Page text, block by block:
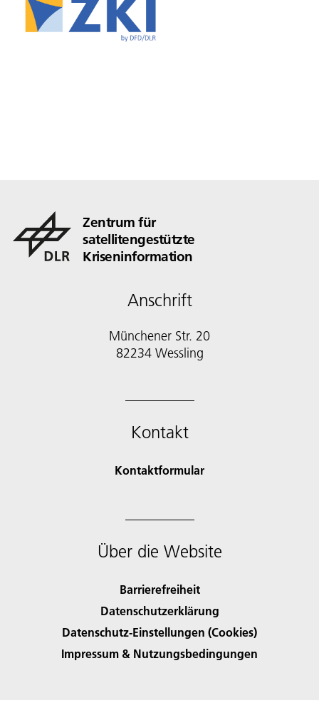
Zentrum für
satellitengestützte
Kriseninformation
Anschrift
Münchener Str. 20
82234 Wessling
Kontakt
Kontaktformular
Über die Website
Barrierefreiheit
Datenschutzerklärung
Datenschutz-Einstellungen (Cookies)
Impressum & Nutzungsbedingungen